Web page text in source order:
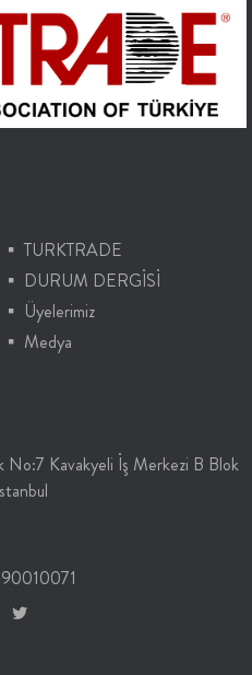
TURKTRADE
DURUM DERGİSİ
Üyelerimiz
Medya
No:7 Kavakyeli İş Merkezi B Blok